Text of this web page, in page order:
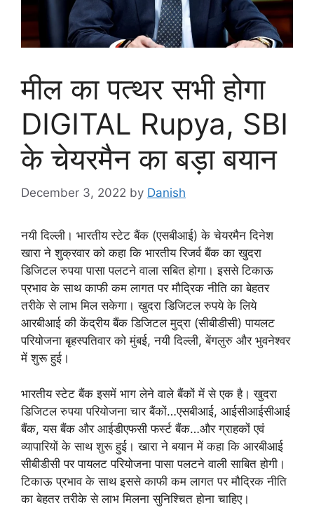
मील का पत्थर सभी होगा
DIGITAL Rupya, SBI
के चेयरमैन का बड़ा बयान
December 3, 2022 by Danish
नयी दिल्ली। भारतीय स्टेट बैंक (एसबीआई) के चेयरमैन दिनेश
खारा ने शुक्रवार को कहा कि भारतीय रिजर्व बैंक का खुदरा
डिजिटल रुपया पासा पलटने वाला सबित होगा। इससे टिकाऊ
प्रभाव के साथ काफी कम लागत पर मौद्रिक नीति का बेहतर
तरीके से लाभ मिल सकेगा। खुदरा डिजिटल रुपये के लिये
आरबीआई की केंद्रीय बैंक डिजिटल मुद्रा (सीबीडीसी) पायलट
परियोजना बृहस्पतिवार को मुंबई, नयी दिल्ली, बेंगलुरु और भुवनेश्वर
में शुरू हुई।
भारतीय स्टेट बैंक इसमें भाग लेने वाले बैंकों में से एक है। खुदरा
डिजिटल रुपया परियोजना चार बैंकों…एसबीआई, आईसीआईसीआई
बैंक, यस बैंक और आईडीएफसी फर्स्ट बैंक…और ग्राहकों एवं
व्यापारियों के साथ शुरू हुई। खारा ने बयान में कहा कि आरबीआई
सीबीडीसी पर पायलट परियोजना पासा पलटने वाली साबित होगी।
टिकाऊ प्रभाव के साथ इससे काफी कम लागत पर मौद्रिक नीति
का बेहतर तरीके से लाभ मिलना सुनिश्चित होना चाहिए।